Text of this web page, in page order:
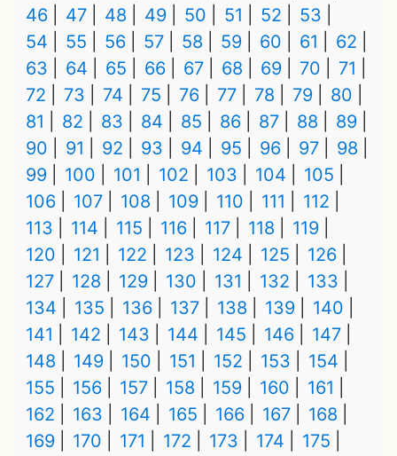
46
47 48 49 50 51 52
53
54
55 56 57 58 59 60 61
62
63
64 65 66 67 68 69 70
71
72
73 74 75 76 77 78 79
80
81
82 83 84 85 86 87 88
89
90
91 92 93 94 95 96 97
98
99
100 101 102 103 104
105
106
107 108 109 110 111
112
113
114 115 116 117 118
119
120
121 122 123 124 125
126
127
128 129 130 131 132
133
134
135 136 137 138 139
140
141
142 143 144 145 146
147
148
149 150 151 152 153
154
155
156 157 158 159 160
161
162
163 164 165 166 167
168
169
170 171 172 173 174
175